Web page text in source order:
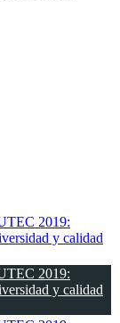
2019:
y calidad
2019:
y calidad